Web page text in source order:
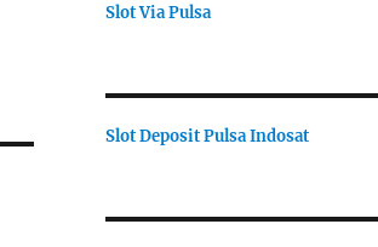
Slot Via Pulsa
Slot Deposit Pulsa Indosat